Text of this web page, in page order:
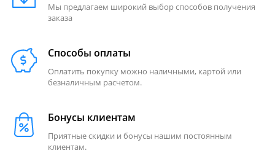
Мы предлагаем широкий выбор способов получения
заказа
Способы оплаты
Оплатить покупку можно наличными, картой или
безналичным расчетом.
Бонусы клиентам
Приятные скидки и бонусы нашим постоянным
клиентам.